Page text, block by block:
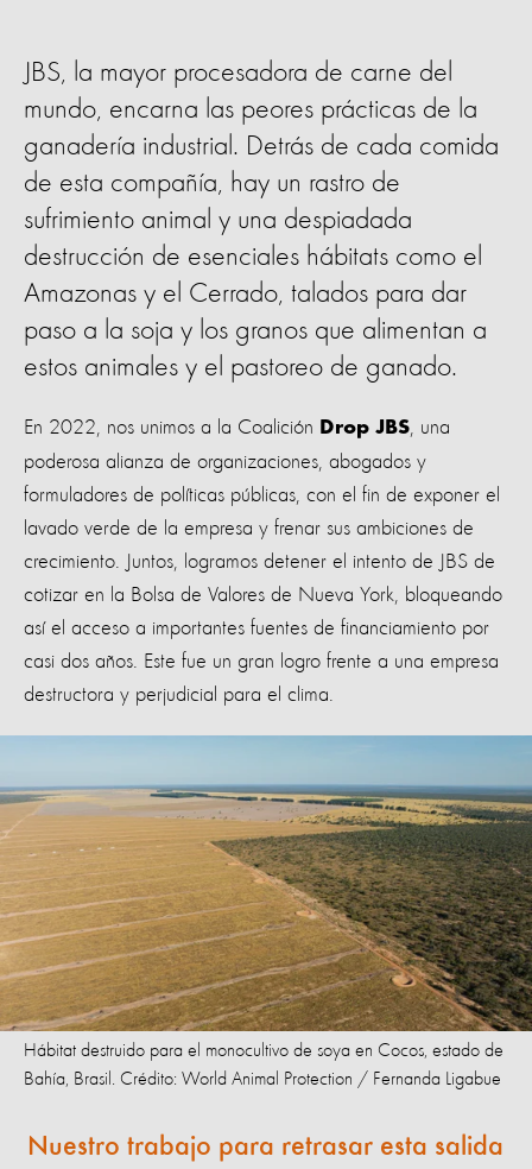
JBS, la mayor procesadora de carne del
mundo, encarna las peores prácticas de la
ganadería industrial. Detrás de cada comida
de esta compañía, hay un rastro de
sufrimiento animal y una despiadada
destrucción de esenciales hábitats como el
Amazonas y el Cerrado, talados para dar
paso a la soja y los granos que alimentan a
estos animales y el pastoreo de ganado.
En 2022, nos unimos a la Coalición Drop JBS, una
poderosa alianza de organizaciones, abogados y
formuladores de políticas públicas, con el fin de exponer el
lavado verde de la empresa y frenar sus ambiciones de
crecimiento. Juntos, logramos detener el intento de JBS de
cotizar en la Bolsa de Valores de Nueva York, bloqueando
así el acceso a importantes fuentes de financiamiento por
casi dos años. Este fue un gran logro frente a una empresa
destructora y perjudicial para el clima.
Hábitat destruido para el monocultivo de soya en Cocos, estado de
Bahía, Brasil. Crédito: World Animal Protection / Fernanda Ligabue
Nuestro trabajo para retrasar esta salida